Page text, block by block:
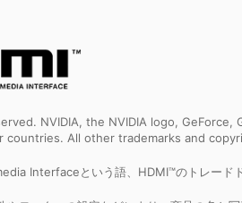
NVIDIA, the NVIDIA logo,
All other trademarks and
Interfaceという語、HDMI™のトレー